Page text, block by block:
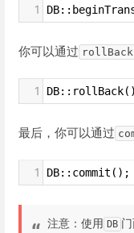
1
你可以通过 rollBack
1
最后，你可以通过
1 DB::commit();
注意：使用 DB